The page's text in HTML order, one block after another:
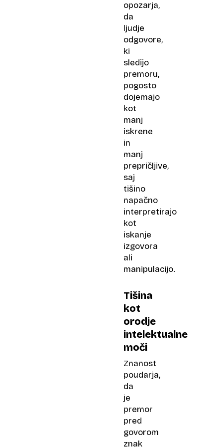
opozarja,
da
ljudje
odgovore,
ki
sledijo
premoru,
pogosto
dojemajo
kot
manj
iskrene
in
manj
prepričljive,
saj
tišino
napačno
interpretirajo
kot
iskanje
izgovora
ali
manipulacijo.
Tišina
kot
orodje
intelektualne
moči
Znanost
poudarja,
da
je
premor
pred
govorom
znak